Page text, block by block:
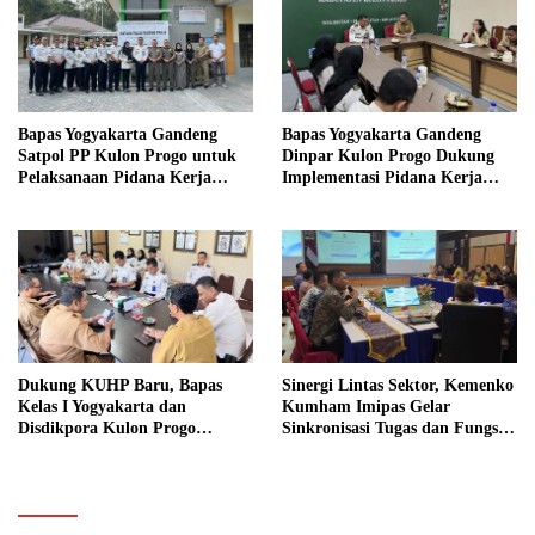
Bapas Yogyakarta Gandeng
Satpol PP Kulon Progo untuk
Pelaksanaan Pidana Kerja
Bapas Yogyakarta Gandeng
Dinpar Kulon Progo Dukung
Implementasi Pidana Kerja
Dukung KUHP Baru, Bapas
Kelas I Yogyakarta dan
Disdikpora Kulon Progo
Sinergi Lintas Sektor, Kemenko
Kumham Imipas Gelar
Sinkronisasi Tugas dan Fungsi